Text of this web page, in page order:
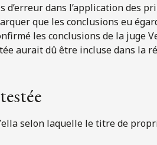
d’erreur dans l’application des
que les conclusions eu
les conclusions de la juge
aurait dû être incluse dans la
selon laquelle le titre de